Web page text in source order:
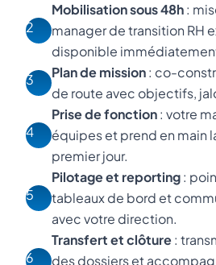
2
Mobilisation sous 48h:
manager de transition RH
disponible
3
Plan de mission: co-
de route avec objectifs,
4
Prise de fonction: votre
équipes et prend en main
premier jour.
5
Pilotage et reporting:
tableaux de bord et
avec votre direction.
6
Transfert et clôture:
des dossiers et